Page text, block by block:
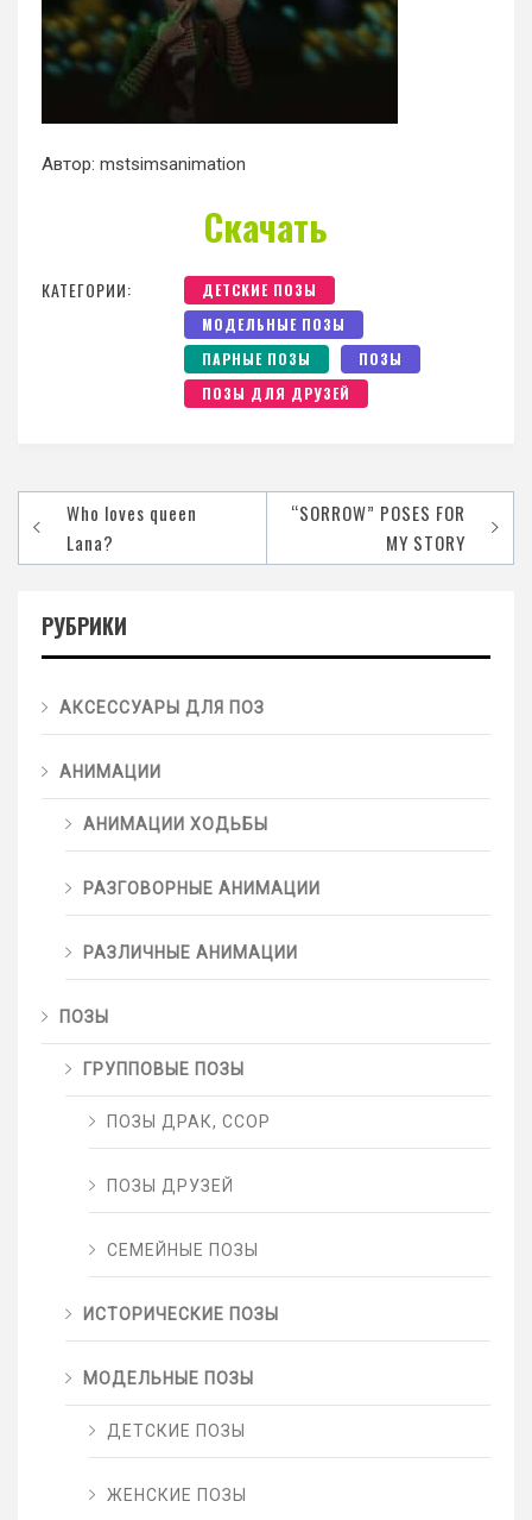
Автор: mstsimsanimation
Скачать
КАТЕГОРИИ:
ДЕТСКИЕ ПОЗЫ
МОДЕЛЬНЫЕ ПОЗЫ
ПАРНЫЕ ПОЗЫ
ПОЗЫ
ПОЗЫ ДЛЯ ДРУЗЕЙ
Who loves queen
Lana?
“SORROW” POSES FOR
MY STORY
РУБРИКИ
АКСЕССУАРЫ ДЛЯ ПОЗ
АНИМАЦИИ
АНИМАЦИИ ХОДЬБЫ
РАЗГОВОРНЫЕ АНИМАЦИИ
РАЗЛИЧНЫЕ АНИМАЦИИ
ПОЗЫ
ГРУППОВЫЕ ПОЗЫ
ПОЗЫ ДРАК, ССОР
ПОЗЫ ДРУЗЕЙ
СЕМЕЙНЫЕ ПОЗЫ
ИСТОРИЧЕСКИЕ ПОЗЫ
МОДЕЛЬНЫЕ ПОЗЫ
ДЕТСКИЕ ПОЗЫ
ЖЕНСКИЕ ПОЗЫ